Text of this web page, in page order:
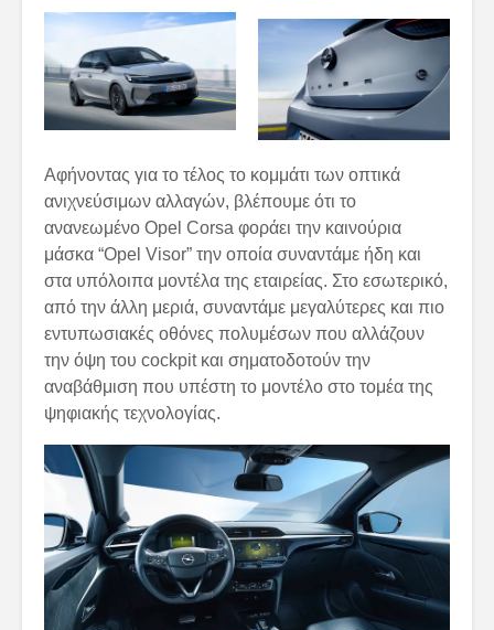
Αφήνοντας για το τέλος το κομμάτι των οπτικά
ανιχνεύσιμων αλλαγών, βλέπουμε ότι το
ανανεωμένο Opel Corsa φοράει την καινούρια
μάσκα “Opel Visor” την οποία συναντάμε ήδη και
στα υπόλοιπα μοντέλα της εταιρείας. Στο εσωτερικό,
από την άλλη μεριά, συναντάμε μεγαλύτερες και πιο
εντυπωσιακές οθόνες πολυμέσων που αλλάζουν
την όψη του cockpit και σηματοδοτούν την
αναβάθμιση που υπέστη το μοντέλο στο τομέα της
ψηφιακής τεχνολογίας.